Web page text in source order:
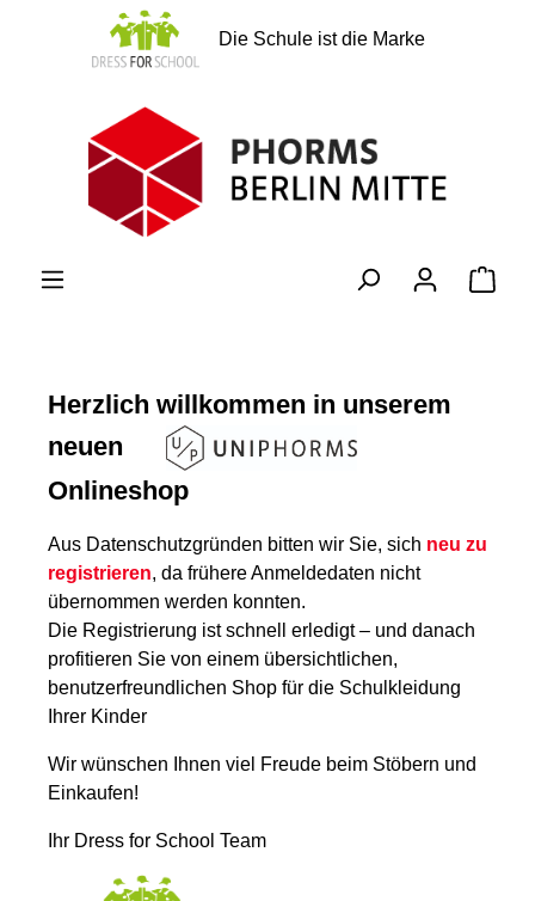
springen
Die Schule ist die Marke
Herzlich willkommen in unserem
neuen
Onlineshop
Aus Datenschutzgründen bitten wir Sie, sich neu zu
registrieren, da frühere Anmeldedaten nicht
übernommen werden konnten.
Die Registrierung ist schnell erledigt – und danach
profitieren Sie von einem übersichtlichen,
benutzerfreundlichen Shop für die Schulkleidung
Ihrer Kinder
Wir wünschen Ihnen viel Freude beim Stöbern und
Einkaufen!
Ihr Dress for School Team